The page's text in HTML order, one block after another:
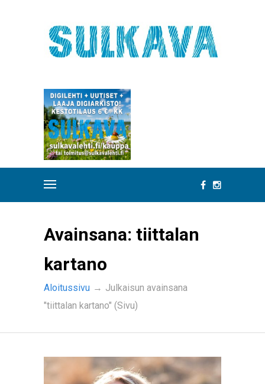
Avainsana: tiittalan
kartano
Aloitussivu → Julkaisun avainsana
"tiittalan kartano" (Sivu)